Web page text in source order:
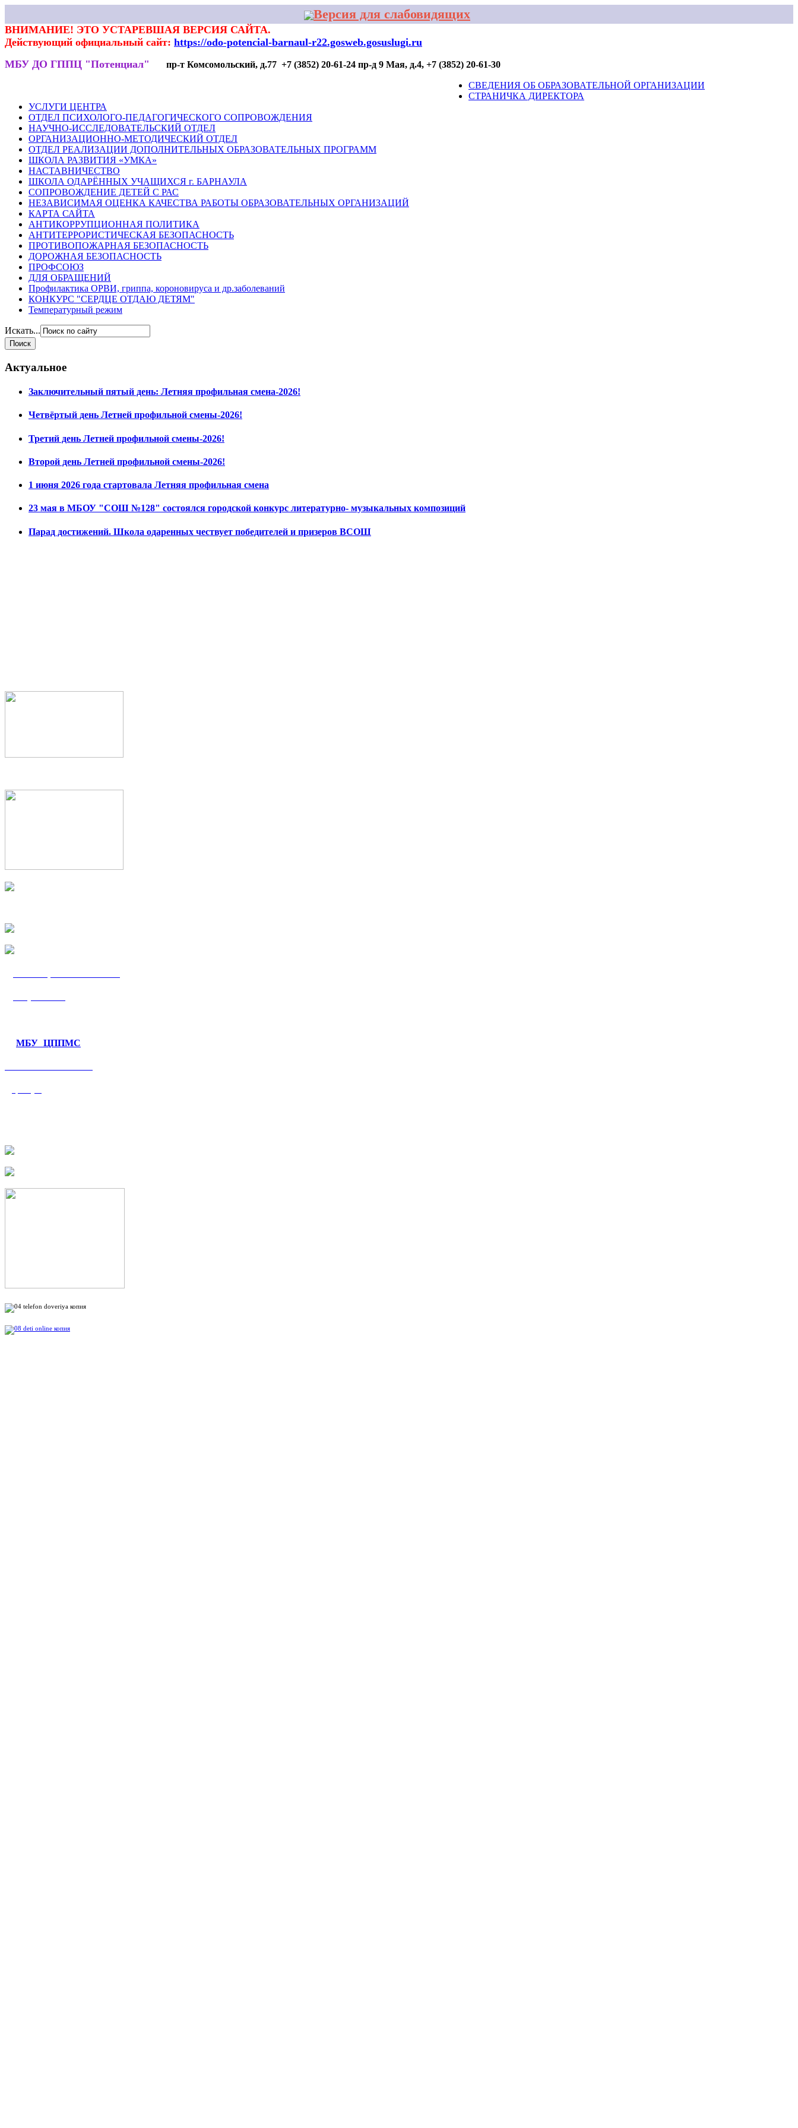
Версия для слабовидящих
ВНИМАНИЕ! ЭТО УСТАРЕВШАЯ ВЕРСИЯ САЙТА.
Действующий официальный сайт: https://odo-potencial-barnaul-r22.gosweb.gosuslugi.ru
МБУ ДО ГППЦ "Потенциал"
пр-т Комсомольский, д.77 +7 (3852) 20-61-24 пр-д 9 Мая, д.4, +7 (3852) 20-61-30
КОНТАКТЫ
СВЕДЕНИЯ ОБ ОБРАЗОВАТЕЛЬНОЙ ОРГАНИЗАЦИИ
СТРАНИЧКА ДИРЕКТОРА
УСЛУГИ ЦЕНТРА
ОТДЕЛ ПСИХОЛОГО-ПЕДАГОГИЧЕСКОГО СОПРОВОЖДЕНИЯ
НАУЧНО-ИССЛЕДОВАТЕЛЬСКИЙ ОТДЕЛ
ОРГАНИЗАЦИОННО-МЕТОДИЧЕСКИЙ ОТДЕЛ
ОТДЕЛ РЕАЛИЗАЦИИ ДОПОЛНИТЕЛЬНЫХ ОБРАЗОВАТЕЛЬНЫХ ПРОГРАММ
ШКОЛА РАЗВИТИЯ «УМКА»
НАСТАВНИЧЕСТВО
ШКОЛА ОДАРЁННЫХ УЧАЩИХСЯ г. БАРНАУЛА
СОПРОВОЖДЕНИЕ ДЕТЕЙ С РАС
НЕЗАВИСИМАЯ ОЦЕНКА КАЧЕСТВА РАБОТЫ ОБРАЗОВАТЕЛЬНЫХ ОРГАНИЗАЦИЙ
КАРТА САЙТА
АНТИКОРРУПЦИОННАЯ ПОЛИТИКА
АНТИТЕРРОРИСТИЧЕСКАЯ БЕЗОПАСНОСТЬ
ПРОТИВОПОЖАРНАЯ БЕЗОПАСНОСТЬ
ДОРОЖНАЯ БЕЗОПАСНОСТЬ
ПРОФСОЮЗ
ДЛЯ ОБРАЩЕНИЙ
Профилактика ОРВИ, гриппа, короновируса и др.заболеваний
КОНКУРС "СЕРДЦЕ ОТДАЮ ДЕТЯМ"
Температурный режим
Искать...
Актуальное
Заключительный пятый день: Летняя профильная смена-2026!
Четвёртый день Летней профильной смены-2026!
Третий день Летней профильной смены-2026!
Второй день Летней профильной смены-2026!
1 июня 2026 года стартовала Летняя профильная смена
23 мая в МБОУ "СОШ №128" состоялся городской конкурс литературно- музыкальных композиций
Парад достижений. Школа одаренных чествует победителей и призеров ВСОШ
МБУ ЦППМС